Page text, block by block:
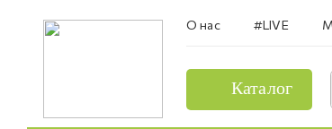
О нас #LIVE
Каталог